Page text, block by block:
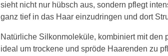
sieht nicht nur hübsch aus, sondern pflegt
ganz tief in das Haar einzudringen und dort
Natürliche Silkonmoleküle, kombiniert mit
ideal um trockene und spröde Haarenden zu